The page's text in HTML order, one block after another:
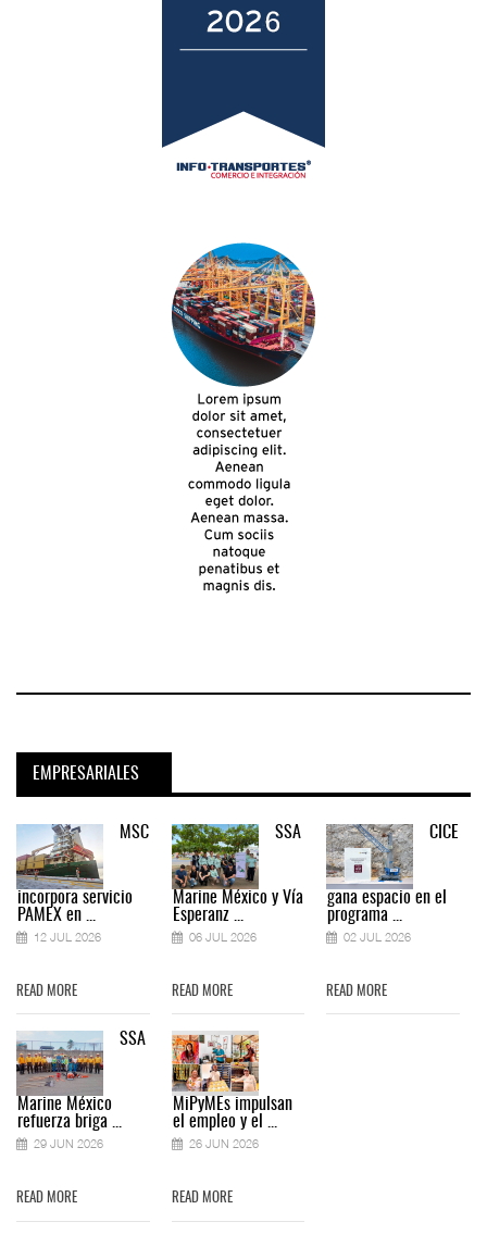
EMPRESARIALES
MSC
incorpora servicio
PAMEX en ...
12 JUL 2026
READ MORE
SSA
Marine México
refuerza briga ...
29 JUN 2026
READ MORE
SSA
Marine México y Vía
Esperanz ...
06 JUL 2026
READ MORE
MiPyMEs impulsan
el empleo y el ...
26 JUN 2026
READ MORE
CICE
gana espacio en el
programa ...
02 JUL 2026
READ MORE